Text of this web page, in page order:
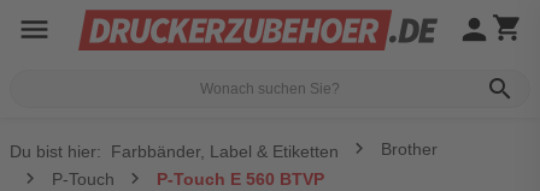
menu
search
person shopping_cart
Du bist hier: Farbbänder, Label & Etiketten
Brother
P-Touch
P-Touch E 560 BTVP